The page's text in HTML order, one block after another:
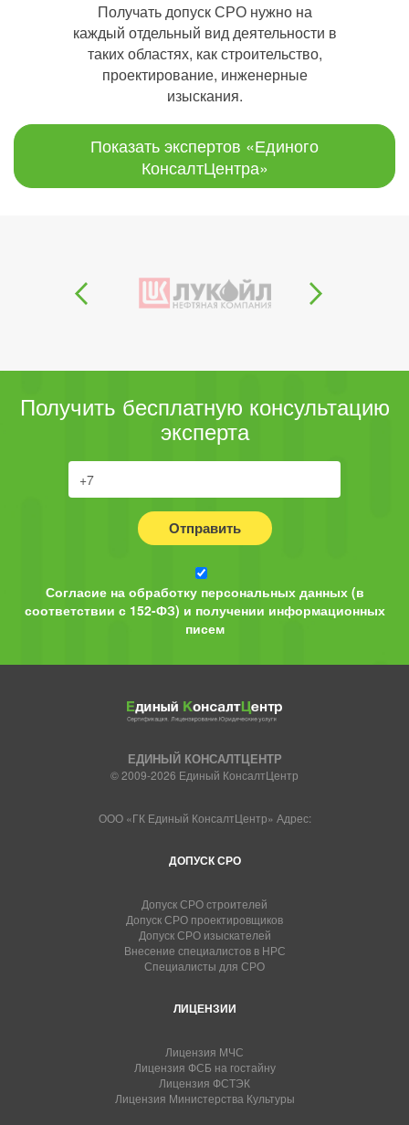
Получать допуск СРО нужно на
каждый отдельный вид деятельности в
таких областях, как строительство,
проектирование, инженерные
изыскания.
Показать экспертов «Единого
КонсалтЦентра»
Получить бесплатную консультацию
эксперта
Отправить
Согласие на обработку персональных данных (в
соответствии с 152-ФЗ) и получении информационных
писем
ЕДИНЫЙ КОНСАЛТЦЕНТР
© 2009-2026 Единый КонсалтЦентр
ООО «ГК Единый КонсалтЦентр» Адрес:
ДОПУСК СРО
Допуск СРО строителей
Допуск СРО проектировщиков
Допуск СРО изыскателей
Внесение специалистов в НРС
Специалисты для СРО
ЛИЦЕНЗИИ
Лицензия МЧС
Лицензия ФСБ на гостайну
Лицензия ФСТЭК
Лицензия Министерства Культуры